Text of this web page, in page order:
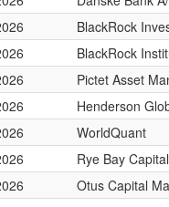
BlackRock
BlackRock
Pictet Asset
Henderson
WorldQuant
Rye Bay Capital
Otus Capital